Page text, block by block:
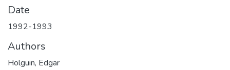
Date
1992-1993
Authors
Holguin, Edgar